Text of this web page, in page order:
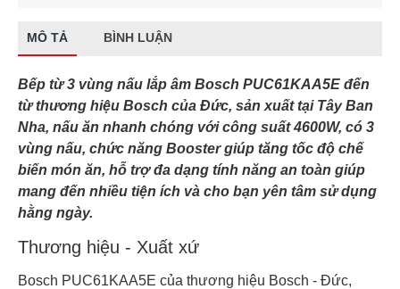
MÔ TẢ BÌNH LUẬN
Bếp từ 3 vùng nấu lắp âm Bosch PUC61KAA5E đến
từ thương hiệu Bosch của Đức, sản xuất tại Tây Ban
Nha, nấu ăn nhanh chóng với công suất 4600W, có 3
vùng nấu, chức năng Booster giúp tăng tốc độ chế
biến món ăn, hỗ trợ đa dạng tính năng an toàn giúp
mang đến nhiều tiện ích và cho bạn yên tâm sử dụng
hằng ngày.
Thương hiệu - Xuất xứ
Bosch PUC61KAA5E của thương hiệu Bosch - Đức,